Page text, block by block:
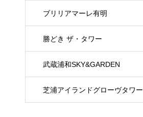
ブリリアマーレ有明
勝どき ザ・タワー
武蔵浦和SKY&GARDEN
芝浦アイランドグローヴタワー